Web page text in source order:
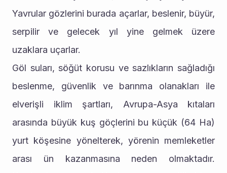
Yavrular gözlerini burada açarlar, beslenir, büyür,
serpilir ve gelecek yıl yine gelmek üzere
uzaklara uçarlar.
Göl suları, söğüt korusu ve sazlıkların sağladığı
beslenme, güvenlik ve barınma olanakları ile
elverişli iklim şartları, Avrupa-Asya kıtaları
arasında büyük kuş göçlerini bu küçük (64 Ha)
yurt köşesine yönelterek, yörenin memleketler
arası ün kazanmasına neden olmaktadır.